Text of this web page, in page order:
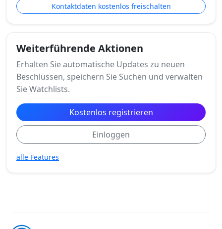
Kontaktdaten kostenlos freischalten
Weiterführende Aktionen
Erhalten Sie automatische Updates zu neuen
Beschlüssen, speichern Sie Suchen und verwalten
Sie Watchlists.
Kostenlos registrieren
Einloggen
alle Features